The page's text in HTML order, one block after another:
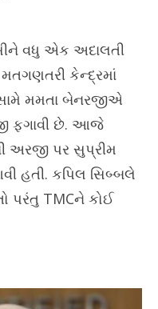
વધુ એક અદાલતી
કેન્દ્રમાં
મમતા બેનરજીએ
ફગાવી છે. આજે
અરજી પર સુપ્રીમ
હતી. કપિલ સિબ્બલે
પરંતુ TMCને કોઈ